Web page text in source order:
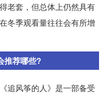
老套，但总体上仍然具有
冬季观看量往往会有所增
推荐哪些?
追风筝的人》是一部备受